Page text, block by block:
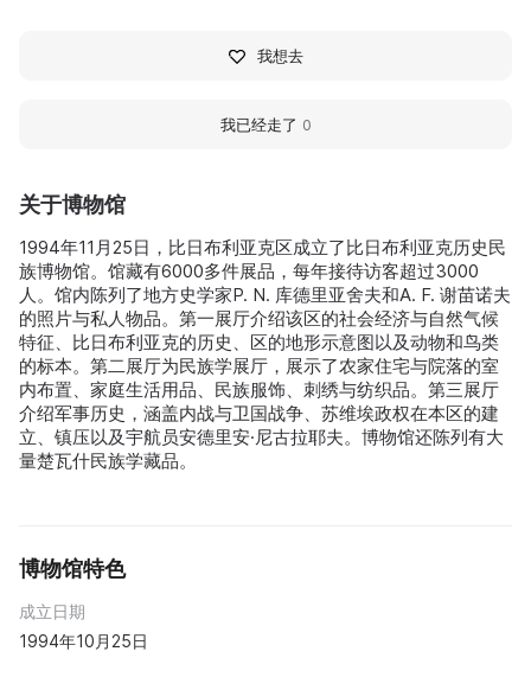
关于博物馆
1994年11月25日，比日布利亚克区成立了比日布利亚克历史民
族博物馆。馆藏有6000多件展品，每年接待访客超过3000
人。馆内陈列了地方史学家P. N. 库德里亚舍夫和A. F. 谢苗诺夫
的照片与私人物品。第一展厅介绍该区的社会经济与自然气候
特征、比日布利亚克的历史、区的地形示意图以及动物和鸟类
的标本。第二展厅为民族学展厅，展示了农家住宅与院落的室
内布置、家庭生活用品、民族服饰、刺绣与纺织品。第三展厅
介绍军事历史，涵盖内战与卫国战争、苏维埃政权在本区的建
立、镇压以及宇航员安德里安·尼古拉耶夫。博物馆还陈列有大
量楚瓦什民族学藏品。
博物馆特色
成立日期
1994年10月25日
我想去
我已经走了 0